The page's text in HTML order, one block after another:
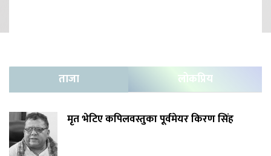
ताजा लोकप्रिय
मृत भेटिए कपिलवस्तुका पूर्वमेयर किरण सिंह